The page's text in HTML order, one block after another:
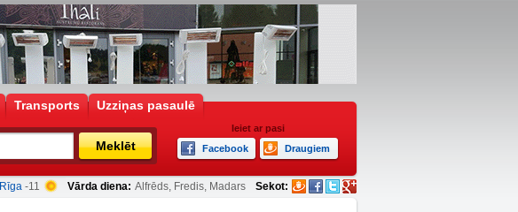
Transports Uzziņas pasaulē
Meklēt
Ieiet ar pasi
Facebook
Draugiem
Rīga -11 Vārda diena: Alfrēds, Fredis, Madars Sekot: